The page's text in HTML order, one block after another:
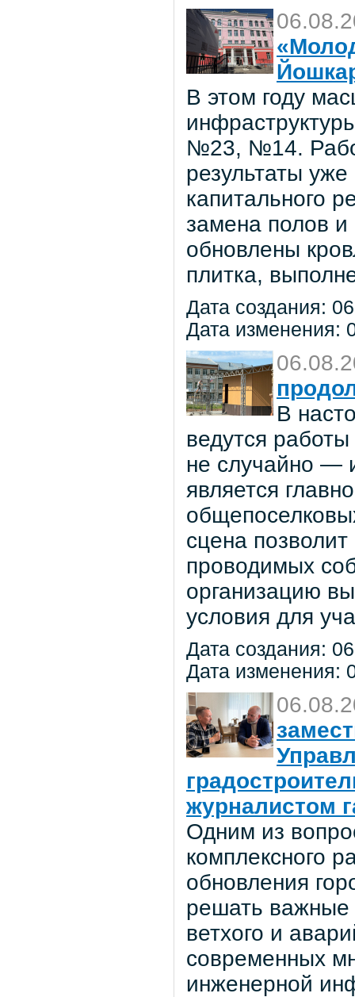
В этом году
№23, №14.
результаты
капитального
замена полов
обновлены
плитка,
Дата создания:
Дата изменения:
В
ведутся
не случайно —
является
сцена
проводимых
организацию
условия для
Дата создания:
Дата изменения:
журналистом
Одним из
комплексного
обновления
решать важные
ветхого и
современных
инженерной